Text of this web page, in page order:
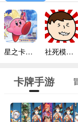
星之卡比镜之迷宫手机版 社死模拟器无广告版
卡牌手游